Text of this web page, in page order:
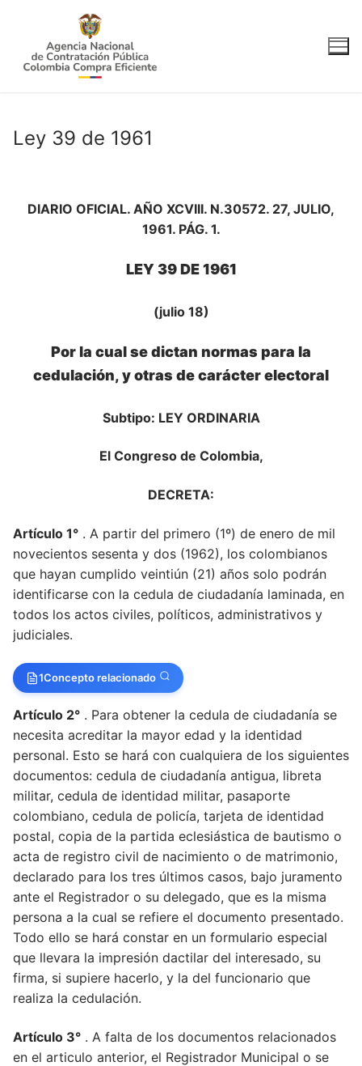
contenido
Ley 39 de 1961
DIARIO OFICIAL. AÑO XCVIII. N.30572. 27, JULIO,
1961. PÁG. 1.
LEY 39 DE 1961
(julio 18)
Por la cual se dictan normas para la
cedulación, y otras de carácter electoral
Subtipo: LEY ORDINARIA
El Congreso de Colombia,
DECRETA:
Artículo 1° . A partir del primero (1º) de enero de mil
novecientos sesenta y dos (1962), los colombianos
que hayan cumplido veintiún (21) años solo podrán
identificarse con la cedula de ciudadanía laminada, en
todos los actos civiles, políticos, administrativos y
judiciales.
1Concepto relacionado
Artículo 2° . Para obtener la cedula de ciudadanía se
necesita acreditar la mayor edad y la identidad
personal. Esto se hará con cualquiera de los siguientes
documentos: cedula de ciudadanía antigua, libreta
militar, cedula de identidad militar, pasaporte
colombiano, cedula de policía, tarjeta de identidad
postal, copia de la partida eclesiástica de bautismo o
acta de registro civil de nacimiento o de matrimonio,
declarado para los tres últimos casos, bajo juramento
ante el Registrador o su delegado, que es la misma
persona a la cual se refiere el documento presentado.
Todo ello se hará constar en un formulario especial
que llevara la impresión dactilar del interesado, su
firma, si supiere hacerlo, y la del funcionario que
realiza la cedulación.
Artículo 3° . A falta de los documentos relacionados
en el articulo anterior, el Registrador Municipal o se